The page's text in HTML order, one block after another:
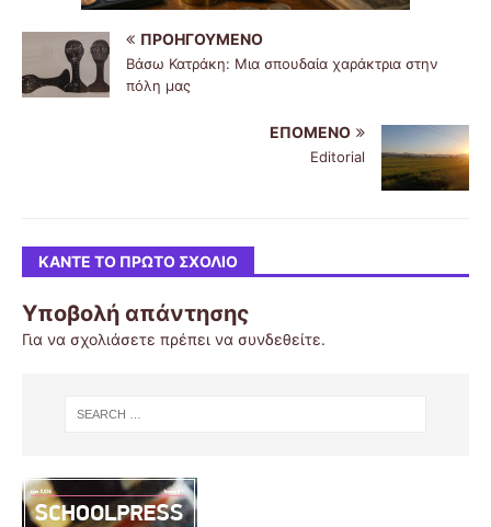
ΠΡΟΗΓΟΎΜΕΝΟ
Βάσω Κατράκη: Μια σπουδαία χαράκτρια στην
πόλη μας
ΕΠΌΜΕΝΟ
Editorial
ΚΆΝΤΕ ΤΟ ΠΡΏΤΟ ΣΧΌΛΙΟ
Υποβολή απάντησης
Για να σχολιάσετε πρέπει να συνδεθείτε.